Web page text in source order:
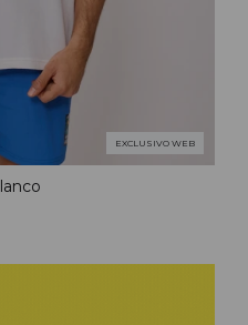
EXCLUSIVO WEB